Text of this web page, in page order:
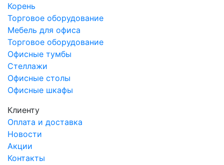
Корень
Торговое оборудование
Мебель для офиса
Торговое оборудование
Офисные тумбы
Стеллажи
Офисные столы
Офисные шкафы
Клиенту
Оплата и доставка
Новости
Акции
Контакты